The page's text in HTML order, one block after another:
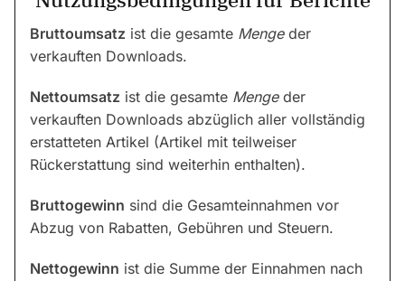
Bruttoumsatz ist die gesamte Mengeder
verkauften Downloads.
Nettoumsatz ist die gesamte Mengeder
verkauften Downloads abzüglich aller vollständig
erstatteten Artikel (Artikel mit teilweiser
Rückerstattung sind weiterhin enthalten).
Bruttogewinn sind die Gesamteinnahmen vor
Abzug von Rabatten, Gebühren und Steuern.
Nettogewinn ist die Summe der Einnahmen nach